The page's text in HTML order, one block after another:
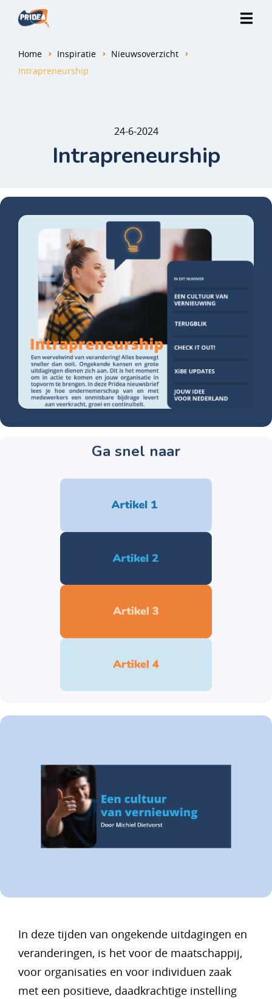
Home Inspiratie
Nieuwsoverzicht
Intrapreneurship
24-6-2024
Intrapreneurship
Ga snel naar
In deze tijden van ongekende uitdagingen en
veranderingen, is het voor de maatschappij,
voor organisaties en voor individuen zaak
met een positieve, daadkrachtige instelling